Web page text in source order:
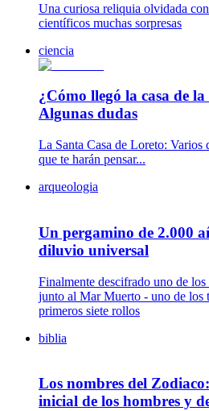
Una curiosa reliquia olvidada
científicos muchas sorpresas
ciencia
¿Cómo llegó la casa de
Algunas dudas
La Santa Casa de Loreto: Varios
que te harán pensar...
arqueologia
Un pergamino de 2.000
diluvio universal
Finalmente descifrado uno de
junto al Mar Muerto - uno de los
primeros siete rollos
biblia
Los nombres del
inicial de los hombres y